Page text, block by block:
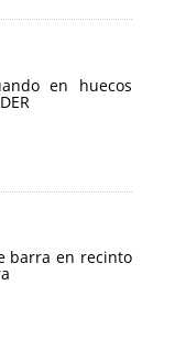
en huecos
barra en recinto